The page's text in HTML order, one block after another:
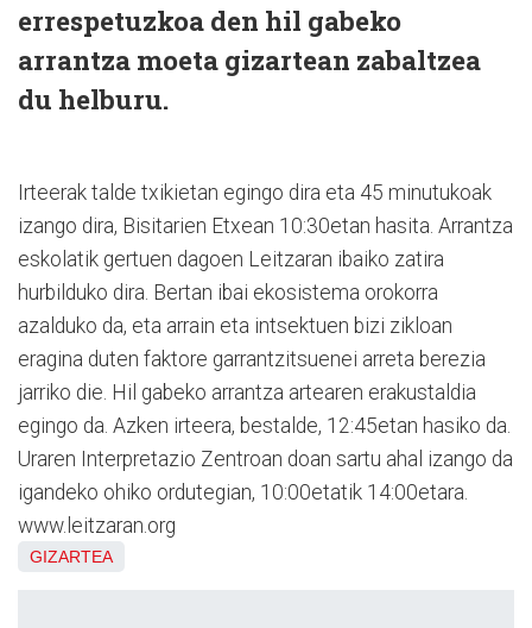
errespetuzkoa den hil gabeko
arrantza moeta gizartean zabaltzea
du helburu.
Irteerak talde txikietan egingo dira eta 45 minutukoak
izango dira, Bisitarien Etxean 10:30etan hasita. Arrantza
eskolatik gertuen dagoen Leitzaran ibaiko zatira
hurbilduko dira. Bertan ibai ekosistema orokorra
azalduko da, eta arrain eta intsektuen bizi zikloan
eragina duten faktore garrantzitsuenei arreta berezia
jarriko die. Hil gabeko arrantza artearen erakustaldia
egingo da. Azken irteera, bestalde, 12:45etan hasiko da.
Uraren Interpretazio Zentroan doan sartu ahal izango da
igandeko ohiko ordutegian, 10:00etatik 14:00etara.
www.leitzaran.org
GIZARTEA